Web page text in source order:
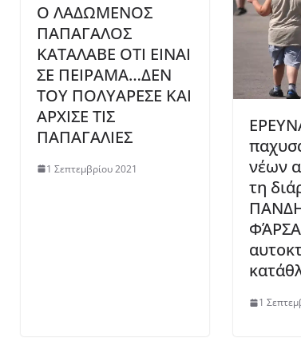
Ο ΛΑΔΩΜΕΝΟΣ
ΠΑΠΑΓΑΛΟΣ
ΚΑΤΑΛΑΒΕ ΟΤΙ ΕΙΝΑΙ
ΣΕ ΠΕΙΡΑΜΑ…ΔΕΝ
ΤΟΥ ΠΟΛΥΑΡΕΣΕ ΚΑΙ
ΑΡΧΙΣΕ ΤΙΣ
ΠΑΠΑΓΑΛΙΕΣ
1 Σεπτεμβρίου 2021
νέων
τη
1